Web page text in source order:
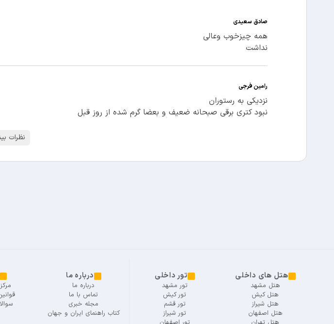
صادق سعیدی
همه چیزخوب وعالی
نداشت
رامین فرجی
نزدیکی به رستوران
نبود کتری برقی صبحانه ضعیف و بعضا گرم شده از روز قبل
نظرات
هتل های داخلی
هتل مشهد
هتل کیش
هتل شیراز
هتل اصفهان
تور داخلی
تور مشهد
تور کیش
تور قشم
تور شیراز
درباره ما
درباره ما
تماس با ما
مجله خبری
کتاب راهنمای ایران و جهان